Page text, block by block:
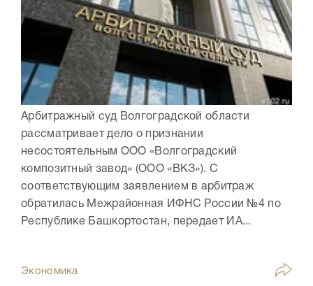
Арбитражный суд Волгоградской области
рассматривает дело о признании
несостоятельным ООО «Волгоградский
композитный завод» (ООО «ВКЗ»). С
соответствующим заявлением в арбитраж
обратилась Межрайонная ИФНС России №4 по
Республике Башкортостан, передает ИА...
Экономика